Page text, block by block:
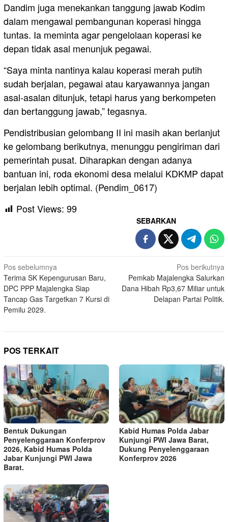
Dandim juga menekankan tanggung jawab Kodim
dalam mengawal pembangunan koperasi hingga
tuntas. Ia meminta agar pengelolaan koperasi ke
depan tidak asal menunjuk pegawai.
“Saya minta nantinya kalau koperasi merah putih
sudah berjalan, pegawai atau karyawannya jangan
asal-asalan ditunjuk, tetapi harus yang berkompeten
dan bertanggung jawab,” tegasnya.
Pendistribusian gelombang II ini masih akan berlanjut
ke gelombang berikutnya, menunggu pengiriman dari
pemerintah pusat. Diharapkan dengan adanya
bantuan ini, roda ekonomi desa melalui KDKMP dapat
berjalan lebih optimal. (Pendim_0617)
Post Views: 99
SEBARKAN
Navigasi
pos
Pos sebelumnya
Terima SK Kepengurusan Baru,
DPC PPP Majalengka Siap
Tancap Gas Targetkan 7 Kursi di
Pemilu 2029.
Pos berikutnya
Pemkab Majalengka Salurkan
Dana Hibah Rp3,67 Miliar untuk
Delapan Partai Politik.
POS TERKAIT
Bentuk Dukungan
Penyelenggaraan Konferprov
2026, Kabid Humas Polda
Jabar Kunjungi PWI Jawa
Barat.
Kabid Humas Polda Jabar
Kunjungi PWI Jawa Barat,
Dukung Penyelenggaraan
Konferprov 2026